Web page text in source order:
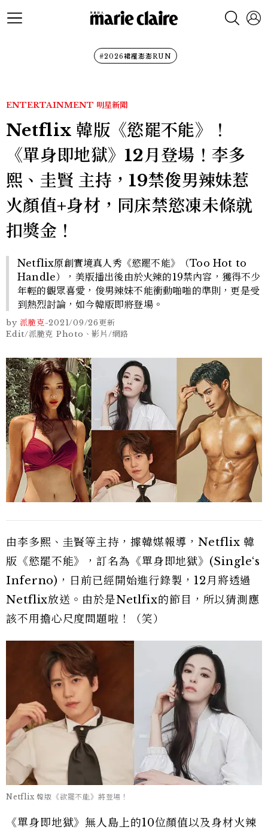
#2026裙襬澎澎RUN
ENTERTAINMENT 明星新聞
Netflix 韓版《慾罷不能》！
《單身即地獄》12月登場！李多
熙、圭賢 主持，19禁俊男辣妹惹
火顏值+身材，同床禁慾凍未條就
扣獎金！
Netflix原創實境真人秀《慾罷不能》（Too Hot to
Handle），美版播出後由於火辣的19禁內容，獲得不少
年輕的觀眾喜愛，俊男辣妹不能衝動啪啪的準則，更是受
到熱烈討論，如今韓版即將登場。
by 派脆克-2021/09/26更新
Edit/派脆克 Photo、影片/網路
由李多熙、圭賢等主持，據韓媒報導，Netflix 韓
版《慾罷不能》，訂名為《單身即地獄》(Single‘s
Inferno)，日前已經開始進行錄製，12月將透過
Netflix放送。由於是Netlfix的節目，所以猜測應
該不用擔心尺度問題啦！（笑）
Netflix 韓版《欲罷不能》將登場！
《單身即地獄》無人島上的10位顏值以及身材火辣